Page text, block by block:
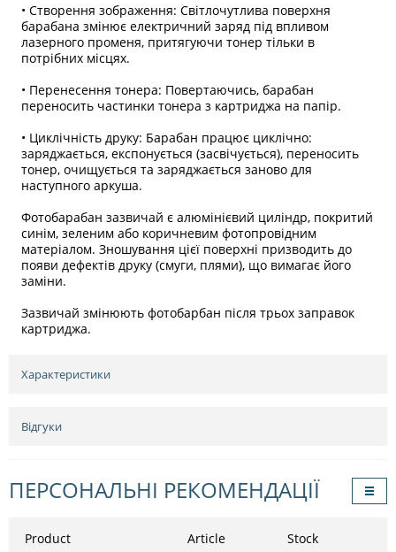
• Створення зображення: Світлочутлива поверхня
барабана змінює електричний заряд під впливом
лазерного променя, притягуючи тонер тільки в
потрібних місцях.
• Перенесення тонера: Повертаючись, барабан
переносить частинки тонера з картриджа на папір.
• Циклічність друку: Барабан працює циклічно:
заряджається, експонується (засвічується), переносить
тонер, очищується та заряджається заново для
наступного аркуша.
Фотобарабан зазвичай є алюмінієвий циліндр, покритий
синім, зеленим або коричневим фотопровідним
матеріалом. Зношування цієї поверхні призводить до
появи дефектів друку (смуги, плями), що вимагає його
заміни.
Зазвичай змінюють фотобарбан після трьох заправок
картриджа.
Характеристики
Відгуки
ПЕРСОНАЛЬНІ РЕКОМЕНДАЦІЇ
Product Article Stock